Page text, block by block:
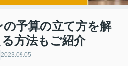
の予算の立て方を解
方法もご紹介
2023.09.05